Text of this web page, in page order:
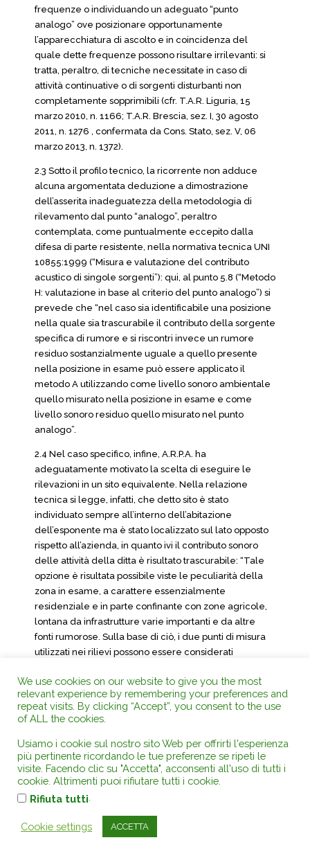
frequenze o individuando un adeguato “punto
analogo” ove posizionare opportunamente
l’apparecchiatura di ascolto e in coincidenza del
quale dette frequenze possono risultare irrilevanti: si
tratta, peraltro, di tecniche necessitate in caso di
attività continuative o di sorgenti disturbanti non
completamente sopprimibili (cfr. T.A.R. Liguria, 15
marzo 2010, n. 1166; T.A.R. Brescia, sez. I, 30 agosto
2011, n. 1276 , confermata da Cons. Stato, sez. V, 06
marzo 2013, n. 1372).
2.3 Sotto il profilo tecnico, la ricorrente non adduce
alcuna argomentata deduzione a dimostrazione
dell’asserita inadeguatezza della metodologia di
rilevamento dal punto “analogo”, peraltro
contemplata, come puntualmente eccepito dalla
difesa di parte resistente, nella normativa tecnica UNI
10855:1999 (“Misura e valutazione del contributo
acustico di singole sorgenti”): qui, al punto 5.8 (“Metodo
H: valutazione in base al criterio del punto analogo”) si
prevede che “nel caso sia identificabile una posizione
nella quale sia trascurabile il contributo della sorgente
specifica di rumore e si riscontri invece un rumore
residuo sostanzialmente uguale a quello presente
nella posizione in esame può essere applicato il
metodo A utilizzando come livello sonoro ambientale
quello misurato nella posizione in esame e come
livello sonoro residuo quello misurato nel punto
analogo”.
2.4 Nel caso specifico, infine, A.R.P.A. ha
adeguatamente motivato la scelta di eseguire le
rilevazioni in un sito equivalente. Nella relazione
tecnica si legge, infatti, che detto sito è stato
individuato sempre all’interno dell’abitazione
dell’esponente ma è stato localizzato sul lato opposto
rispetto all’azienda, in quanto ivi il contributo sonoro
delle attività della ditta è risultato trascurabile: “Tale
opzione è risultata possibile viste le peculiarità della
zona in esame, a carattere essenzialmente
residenziale e in parte confinante con zone agricole,
lontana da infrastrutture varie importanti e da altre
fonti rumorose. Sulla base di ciò, i due punti di misura
utilizzati nei rilievi possono essere considerati
rumore residuo”.
A confutazione della motivazioni tecniche addotte da
A.R.P.A. non è stata dedotta alcuna puntuale replica da
parte ricorrente.
2.5 Riconosciuta l’astratta correttezza della
metodologia applicata, l’approfondimento istruttorio
differenziale che escludesse la sorgente sonora
oggetto di rilevazione attraverso l’interruzione
We use cookies on our website to give you the most
relevant experience by remembering your preferences and
repeat visits. By clicking “Accept”, you consent to the use
of ALL the cookies.
Usiamo i cookie sul nostro sito Web per offrirti l'esperienza
più pertinente ricordando le tue preferenze se ripeti le
visite. Facendo clic su "Accetta", acconsenti all'uso di tutti i
cookie. Altrimenti puoi rifiutare tutti i cookie.
Rifiuta tutti
Cookie settings ACCETTA